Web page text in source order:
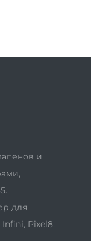
и
для
Infini, Pixel8,